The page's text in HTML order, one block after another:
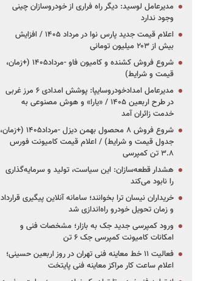
مدیرعامل لوسید: دیگر راه فراری از خودروسازان چینی
وجود ندارد
اعلام قیمت جدید پارس نوا در مرداد ۱۴۰۵ / افزایش
بیش از ۲۰۳ میلیون تومانی
شروع فروش کشنده و کامیون فاو -مرداد۱۴۰۵ (+زمان،
قیمت و شرایط)
مدیرعامل امدادخودروسایپا: پوشش امدادی ۶ مرز غربی
در طرح اربعین ۱۴۰۵ / «یارا» و هوش مصنوعی به
خدمت زائران آمد
شروع فروش ۸ محصول بهمن دیزل -مرداد۱۴۰۵ (+زمان،
جدول قیمت و شرایط) / اعلام قیمت کامیونت فورس
۳.۸ تن کمپرسی
هشدار قطعه‌سازان: این سیاست، تولید و سرمایه‌گذاری
را نابود می‌کند
خریداران نیسان ترا بخوانند؛ سامانه آنلاین پیگیری قرارداد
و زمان تحویل خودرو راه‌اندازی شد
ورود کمپرسی جدید جک به بازار؛ مشخصات فنی و
امکانات کامیونت کمپرسی جک ۶ تن
فعالیت ۱۱ خط معاینه فنی تهران در روز اربعین حسینی؛
اعلام ساعت کار مراکز معاینه فنی پایتخت